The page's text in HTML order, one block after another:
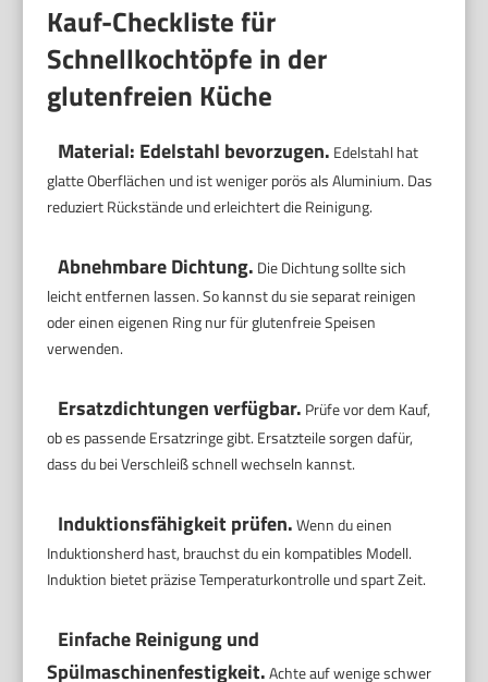
Kauf-Checkliste für
Schnellkochtöpfe in der
glutenfreien Küche
Material: Edelstahl bevorzugen. Edelstahl hat
glatte Oberflächen und ist weniger porös als Aluminium. Das
reduziert Rückstände und erleichtert die Reinigung.
Abnehmbare Dichtung. Die Dichtung sollte sich
leicht entfernen lassen. So kannst du sie separat reinigen
oder einen eigenen Ring nur für glutenfreie Speisen
verwenden.
Ersatzdichtungen verfügbar. Prüfe vor dem Kauf,
ob es passende Ersatzringe gibt. Ersatzteile sorgen dafür,
dass du bei Verschleiß schnell wechseln kannst.
Induktionsfähigkeit prüfen.Wenn du einen
Induktionsherd hast, brauchst du ein kompatibles Modell.
Induktion bietet präzise Temperaturkontrolle und spart Zeit.
Einfache Reinigung und
Spülmaschinenfestigkeit.Achte auf wenige schwer